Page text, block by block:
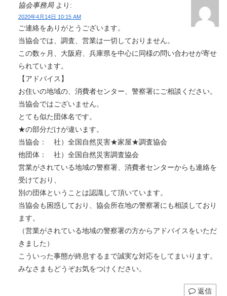
協会事務局 より:
2020年4月14日 10:15 AM
ご連絡をありがとうございます。
当協会では、調査、営業は一切しておりません。
この数ヶ月、大阪府、兵庫県を中心に同様の問い合わせが寄せ
られています。
【アドバイス】
お住いの地域の、消費者センター、警察署にご相談ください。
当協会ではございません。
とても似た団体名です。
★の部分だけが違います。
当協会： 社）全国自然災害★家屋★調査協会
他団体： 社）全国自然災害調査協会
営業がされている地域の警察署、消費者センターからも連絡を
受けており、
別の団体ということは認識して頂いています。
当協会も困惑しており、協会所在地の警察署にも相談しており
ます。
（営業がされている地域の警察署の方からアドバイスをいただ
きました）
こういった事態が終息するまで誠実な対応をしてまいります。
みなさまもどうぞお気をつけください。
返信